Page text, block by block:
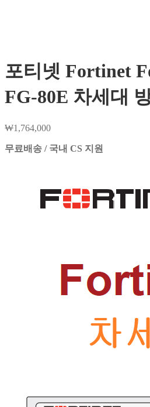
포티넷 Fortinet
FG-80E 차세대
₩1,764,000
무료배송 / 국내 CS 지원